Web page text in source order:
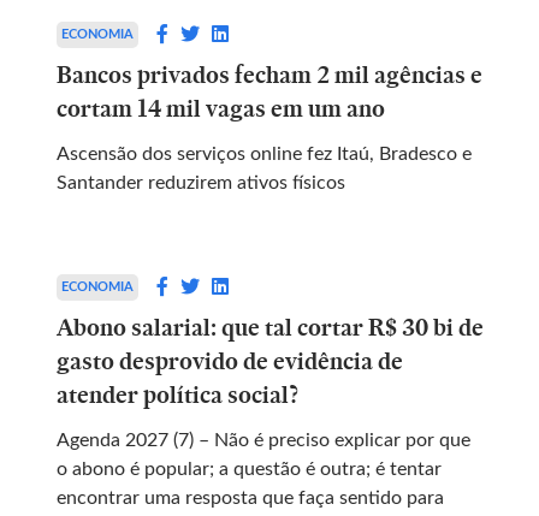
ECONOMIA
Bancos privados fecham 2 mil agências e
cortam 14 mil vagas em um ano
Ascensão dos serviços online fez Itaú, Bradesco e
Santander reduzirem ativos físicos
ECONOMIA
Abono salarial: que tal cortar R$ 30 bi de
gasto desprovido de evidência de
atender política social?
Agenda 2027 (7) – Não é preciso explicar por que
o abono é popular; a questão é outra; é tentar
encontrar uma resposta que faça sentido para